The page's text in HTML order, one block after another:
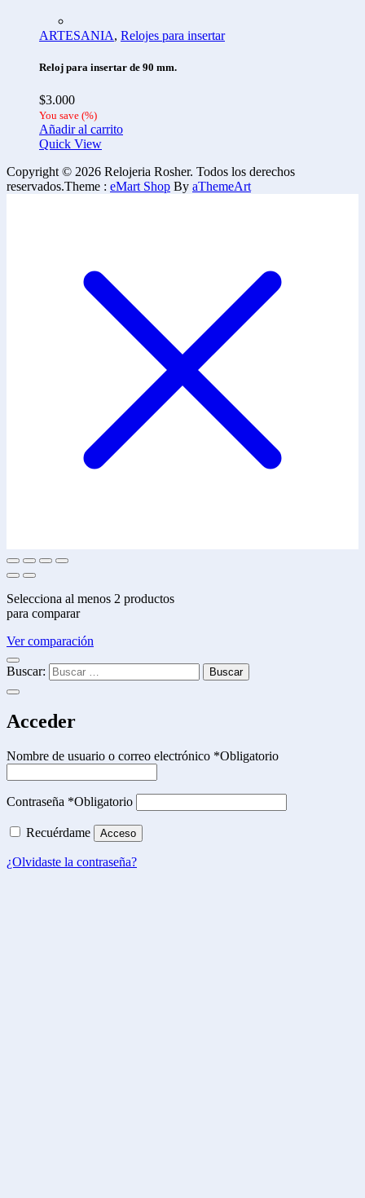
ARTESANIA, Relojes para insertar
Reloj para insertar de 90 mm.
$3.000
You save (%)
Añadir al carrito
Quick View
Copyright © 2026 Relojeria Rosher. Todos los derechos
reservados.Theme : eMart Shop By aThemeArt
Selecciona al menos 2 productos
para comparar
Ver comparación
Buscar:
Acceder
Nombre de usuario o correo electrónico *Obligatorio
Contraseña *Obligatorio
Recuérdame Acceso
¿Olvidaste la contraseña?